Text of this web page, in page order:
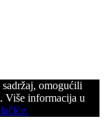
omogućili
Više informacija u